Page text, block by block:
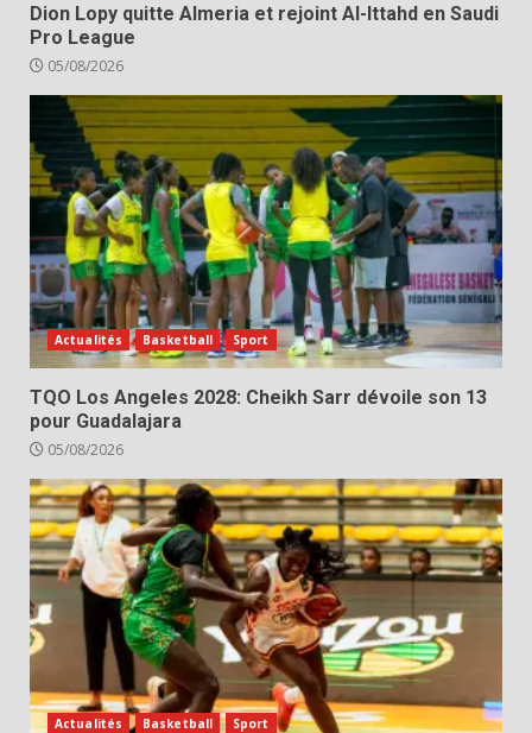
Dion Lopy quitte Almeria et rejoint Al-Ittahd en Saudi
Pro League
05/08/2026
Actualités Basketball Sport
TQO Los Angeles 2028: Cheikh Sarr dévoile son 13
pour Guadalajara
05/08/2026
Actualités Basketball Sport